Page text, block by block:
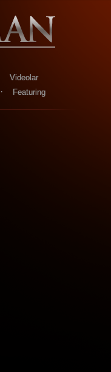
Videolar
· Featuring